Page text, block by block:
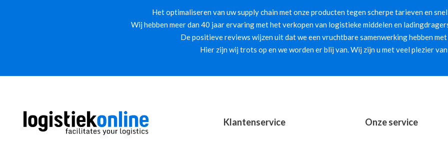
Het optimaliseren van uw supply chain met onze producten tegen scherpe tarieven en
Wij hebben meer dan 40 jaar ervaring met het verkopen van logistieke middelen en
De positieve reviews wijzen uit dat we een vruchtbare samenwerking hebben
Hier zijn wij trots op en we worden er blij van. Wij zijn u met veel plezier
Klantenservice Onze service